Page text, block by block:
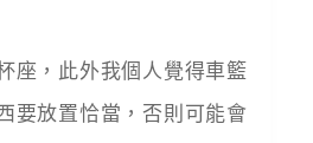
座，此外我個人覺得車籃
要放置恰當，否則可能會